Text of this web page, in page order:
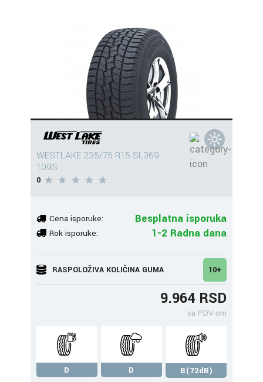
WESTLAKE 235/75 R15 SL369
109S
0
Cena isporuke: Besplatna isporuka
Rok isporuke: 1-2 Radna dana
RASPOLOŽIVA KOLIČINA GUMA 10+
9.964 RSD
sa PDV-om
D D
B(72dB)